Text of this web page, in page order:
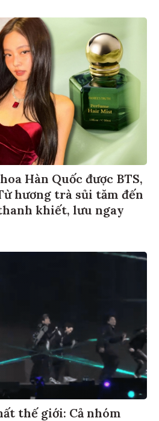
Hàn Quốc được BTS,
hương trà sủi tăm đến
khiết, lưu ngay
thế giới: Cả nhóm